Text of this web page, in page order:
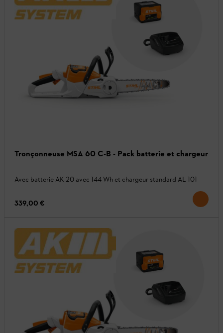
Tronçonneuse MSA 60 C-B - Pack batterie et chargeur
Avec batterie AK 20 avec 144 Wh et chargeur standard AL 101
339,00 €